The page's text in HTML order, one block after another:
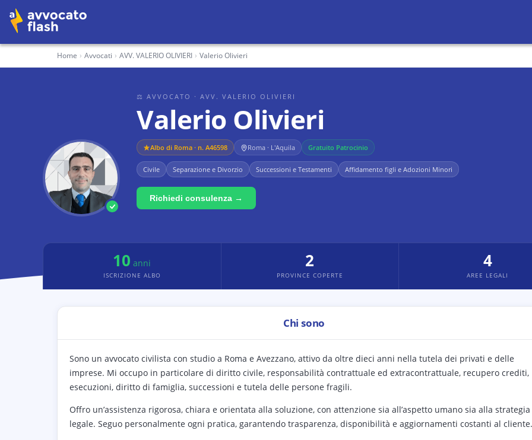
Home › Avvocati › AVV. VALERIO OLIVIERI › Valerio Olivieri
⚖ AVVOCATO · AVV. VALERIO OLIVIERI
Valerio Olivieri
Albo di Roma · n. A46598 Roma · L'Aquila Gratuito Patrocinio
Civile Separazione e Divorzio Successioni e Testamenti Affidamento figli e Adozioni Minori
Richiedi consulenza →
10 anni
ISCRIZIONE ALBO
2
PROVINCE COPERTE
4
AREE LEGALI
Chi sono
Sono un avvocato civilista con studio a Roma e Avezzano, attivo da oltre dieci anni nella tutela dei privati e delle
imprese. Mi occupo in particolare di diritto civile, responsabilità contrattuale ed extracontrattuale, recupero crediti,
esecuzioni, diritto di famiglia, successioni e tutela delle persone fragili.
Offro un’assistenza rigorosa, chiara e orientata alla soluzione, con attenzione sia all’aspetto umano sia alla strategia
legale. Seguo personalmente ogni pratica, garantendo trasparenza, disponibilità e aggiornamenti costanti al cliente.